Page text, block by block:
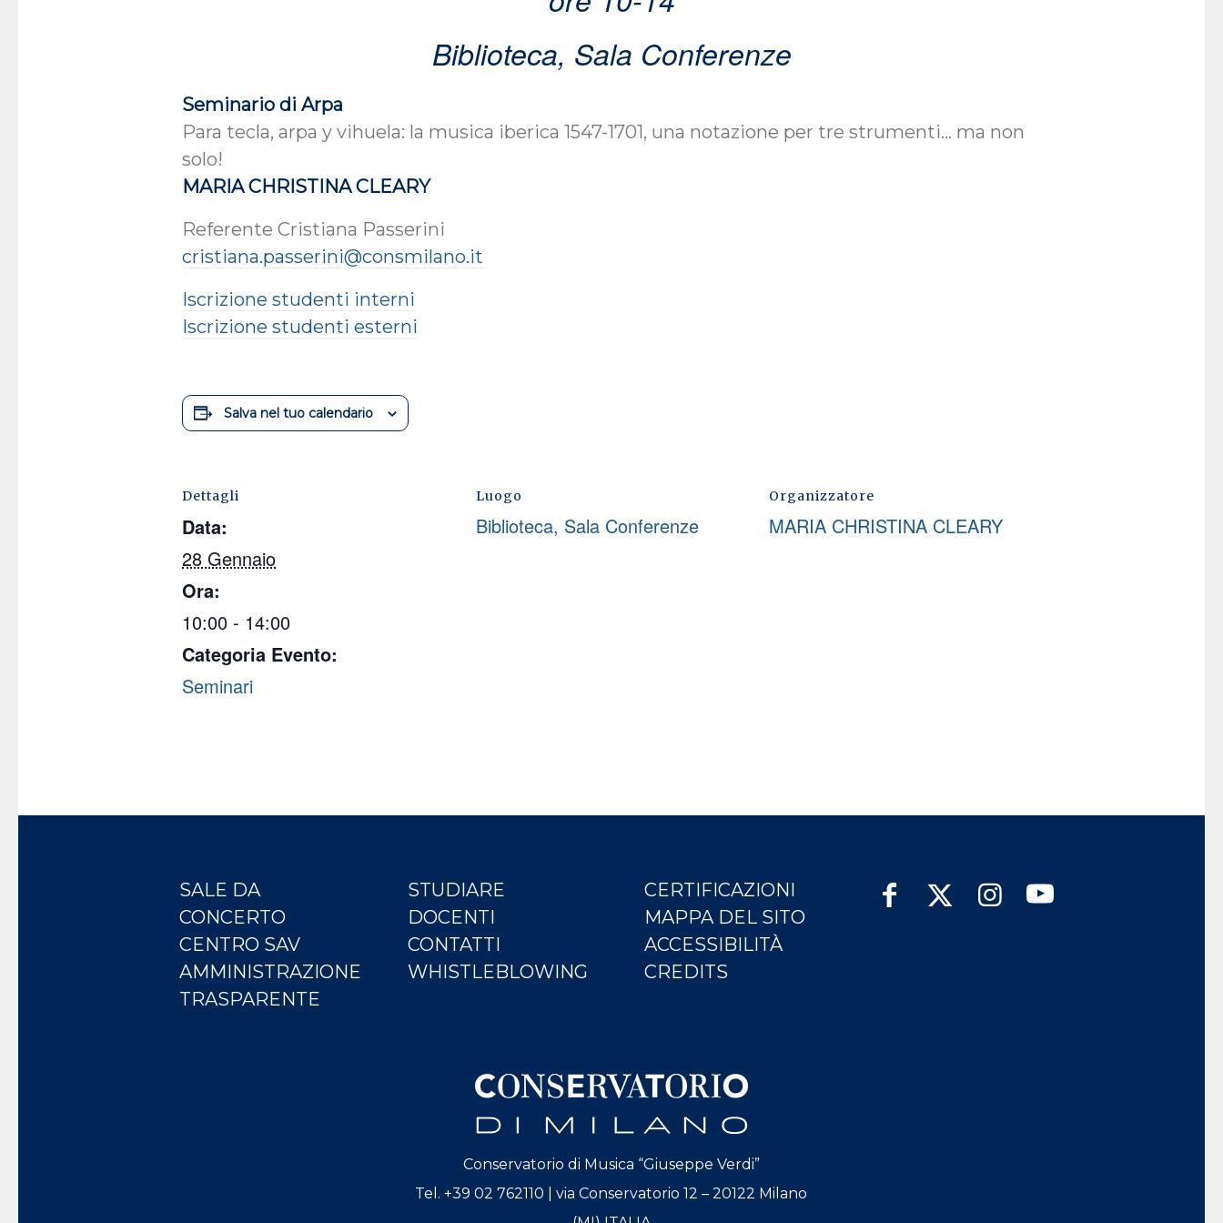
Biblioteca, Sala Conferenze
Seminario di Arpa
Para tecla, arpa y vihuela: la musica iberica 1547-1701, una notazione per tre strumenti… ma non
solo!
MARIA CHRISTINA CLEARY
Referente Cristiana Passerini
cristiana.passerini@consmilano.it
Iscrizione studenti interni
Iscrizione studenti esterni
Salva nel tuo calendario
Dettagli
Data:
28 Gennaio
Ora:
10:00 - 14:00
Categoria Evento:
Seminari
Luogo
Biblioteca, Sala Conferenze
Organizzatore
MARIA CHRISTINA CLEARY
SALE DA
CONCERTO
CENTRO SAV
AMMINISTRAZIONE
TRASPARENTE
STUDIARE
DOCENTI
CONTATTI
WHISTLEBLOWING
CERTIFICAZIONI
MAPPA DEL SITO
ACCESSIBILITÀ
CREDITS
Conservatorio di Musica “Giuseppe Verdi”
Tel. +39 02 762110 | via Conservatorio 12 – 20122 Milano